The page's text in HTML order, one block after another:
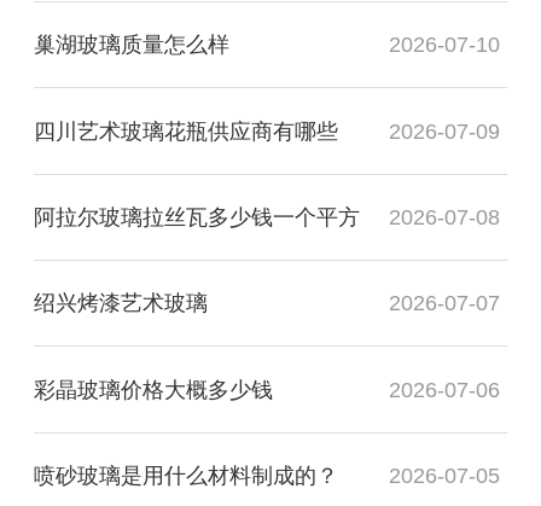
巢湖玻璃质量怎么样 2026-07-10
四川艺术玻璃花瓶供应商有哪些 2026-07-09
阿拉尔玻璃拉丝瓦多少钱一个平方 2026-07-08
绍兴烤漆艺术玻璃 2026-07-07
彩晶玻璃价格大概多少钱 2026-07-06
喷砂玻璃是用什么材料制成的？ 2026-07-05